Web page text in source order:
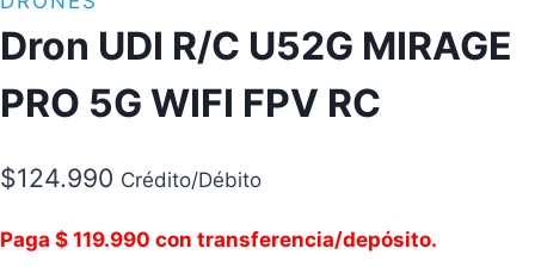
Dron UDI R/C U52G MIRAGE
PRO 5G WIFI FPV RC
$124.990 Crédito/Débito
Paga $ 119.990 con transferencia/depósito.